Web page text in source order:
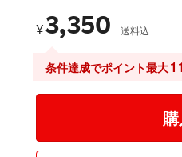
¥3,350 送料込
条件達成でポイント最大11